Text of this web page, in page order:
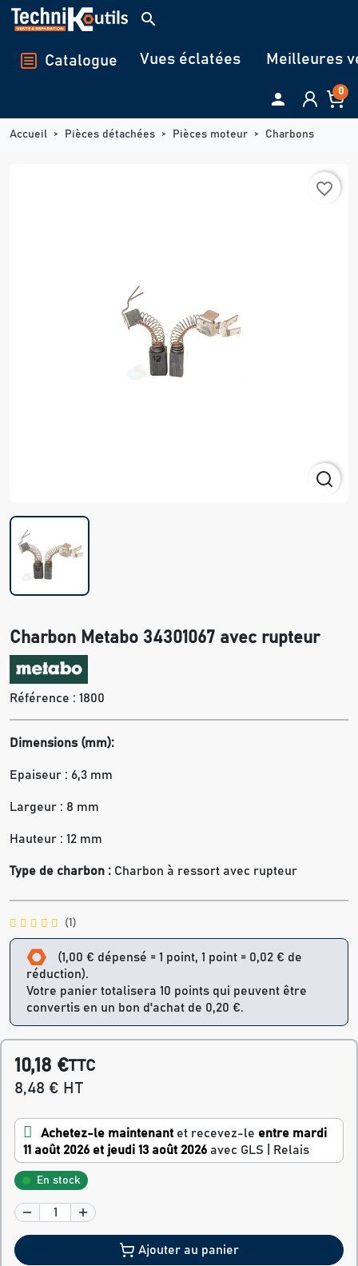
Panneau de gestion des cookies
search
Catalogue Vues éclatées Meilleures
 0
Accueil Pièces détachées Pièces moteur Charbons
favorite_border
Charbon Metabo 34301067 avec rupteur
Référence : 1800
Dimensions (mm):
Epaiseur : 6,3 mm
Largeur : 8 mm
Hauteur : 12 mm
Type de charbon : Charbon à ressort avec rupteur
(1)
(1,00 € dépensé = 1 point, 1 point = 0,02 € de
réduction).
Votre panier totalisera 10 points qui peuvent être
convertis en un bon d'achat de 0,20 €.
10,18 €TTC
8,48 € HT
Achetez-le maintenant et recevez-le entre mardi
11 août 2026 et jeudi 13 août 2026 avec GLS | Relais
En stock
Ajouter au panier